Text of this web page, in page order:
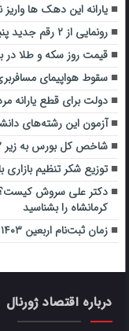
یارانه این دهک ها واریز
رونمایی از ۲ رقم جدید پنبه به نام‌های ‌”فخر” و “جهش”
قیمت روز سکه و طلا در بازار (۱۵ مرداد) +
سقوط هواپیمای
دولت برای قطع یارانه
آزمون این رشته‌های
شاخص کل بورس به زیر ۲ میلیون واحد سقوط کرد! + نقشه بازار
توزیع شکر تنظیم بازاری با قیمت ۲۸ هزار تومان
دکتر علی سروش کیست؟
کرمانشاه را بشناسید
زمان ثبت‌نام اربعین ۱۴۰۳ اعلام شد
درباره اقتصاد ژورنال